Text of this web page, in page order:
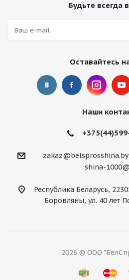
Будьте всегда
Оставайтесь
Наши
zakaz@belsprosshina.by
shina-
Республика Беларусь,
Боровляны, ул. 40 лет
2026 © ООО